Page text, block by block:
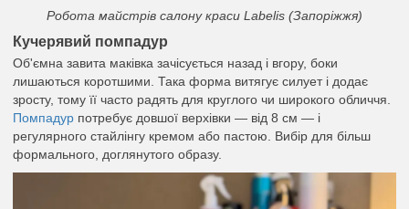
Робота майстрів салону краси Labelis (Запоріжжя)
Кучерявий помпадур
Об'ємна завита маківка зачісується назад і вгору, боки
лишаються коротшими. Така форма витягує силует і додає
зросту, тому її часто радять для круглого чи широкого обличчя.
Помпадур потребує довшої верхівки — від 8 см — і
регулярного стайлінгу кремом або пастою. Вибір для більш
формального, доглянутого образу.